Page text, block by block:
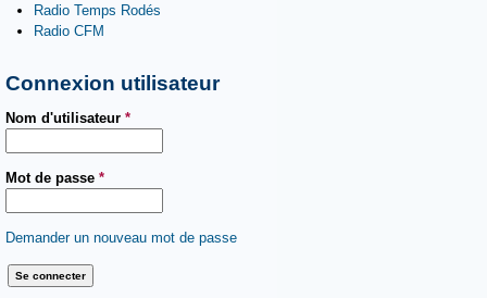
Radio Temps Rodés
Radio CFM
Connexion utilisateur
Nom d'utilisateur *
Mot de passe *
Demander un nouveau mot de passe